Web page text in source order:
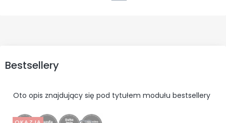
Bestsellery
Oto opis znajdujący się pod tytułem modułu bestsellery